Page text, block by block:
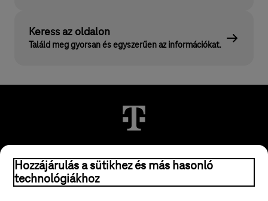
Keress az oldalon
Találd meg gyorsan és egyszerűen az információkat.
© 2026 Magyar Telekom Nyrt.
Hozzájárulás a sütikhez és más hasonló
technológiákhoz